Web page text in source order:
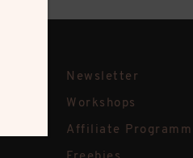
Newsletter
Workshops
Affiliate Programm